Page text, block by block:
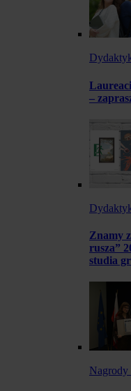
–
Znamy
rusza”
studia